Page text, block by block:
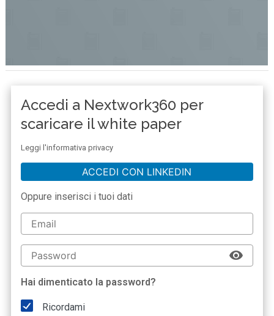
Accedi a Nextwork360 per
scaricare il white paper
Leggi l'informativa privacy
ACCEDI CON LINKEDIN
Oppure inserisci i tuoi dati
Hai dimenticato la password?
Ricordami